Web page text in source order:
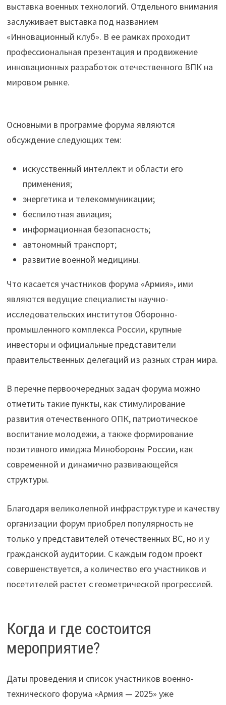
выставка военных технологий. Отдельного внимания
заслуживает выставка под названием
«Инновационный клуб». В ее рамках проходит
профессиональная презентация и продвижение
инновационных разработок отечественного ВПК на
мировом рынке.
Основными в программе форума являются
обсуждение следующих тем:
искусственный интеллект и области его
применения;
энергетика и телекоммуникации;
беспилотная авиация;
информационная безопасность;
автономный транспорт;
развитие военной медицины.
Что касается участников форума «Армия», ими
являются ведущие специалисты научно-
исследовательских институтов Оборонно-
промышленного комплекса России, крупные
инвесторы и официальные представители
правительственных делегаций из разных стран мира.
В перечне первоочередных задач форума можно
отметить такие пункты, как стимулирование
развития отечественного ОПК, патриотическое
воспитание молодежи, а также формирование
позитивного имиджа Минобороны России, как
современной и динамично развивающейся
структуры.
Благодаря великолепной инфраструктуре и качеству
организации форум приобрел популярность не
только у представителей отечественных ВС, но и у
гражданской аудитории. С каждым годом проект
совершенствуется, а количество его участников и
посетителей растет с геометрической прогрессией.
Когда и где состоится
мероприятие?
Даты проведения и список участников военно-
технического форума «Армия — 2025» уже